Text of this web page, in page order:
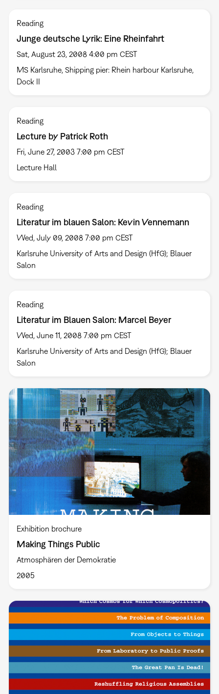
Reading
Junge deutsche Lyrik: Eine Rheinfahrt
Sat, August 23, 2008 4:00 pm CEST
MS Karlsruhe, Shipping pier: Rhein harbour Karlsruhe,
Dock II
Reading
Lecture by Patrick Roth
Fri, June 27, 2003 7:00 pm CEST
Lecture Hall
Reading
Literatur im blauen Salon: Kevin Vennemann
Wed, July 09, 2008 7:00 pm CEST
Karlsruhe University of Arts and Design (HfG); Blauer
Salon
Reading
Literatur im Blauen Salon: Marcel Beyer
Wed, June 11, 2008 7:00 pm CEST
Karlsruhe University of Arts and Design (HfG); Blauer
Salon
Exhibition brochure
Making Things Public
Atmosphären der Demokratie
2005